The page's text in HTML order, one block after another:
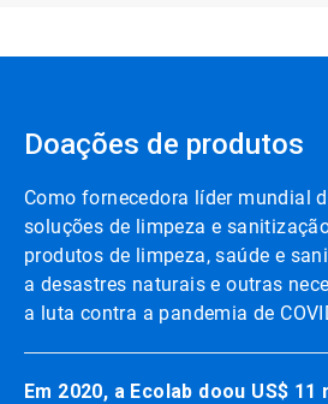
Doações de produtos
Como fornecedora líder mundial
soluções de limpeza e
produtos de limpeza, saúde e
a desastres naturais e outras
a luta contra a pandemia de
Em 2020, a Ecolab doou US$ 11